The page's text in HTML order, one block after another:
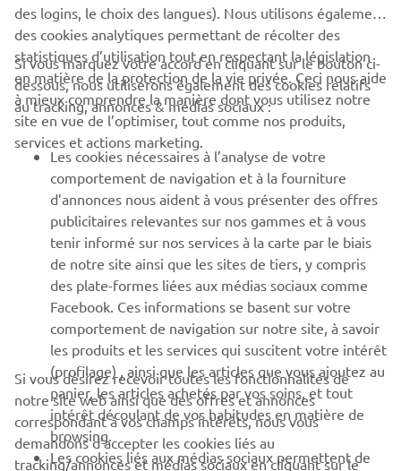
CORPORATE
BUSINESS
PLUS YAMAHA
SUPPORT
NEWSLETTER
Découvrez en exclusivité les dernières offres, les événements
spéciaux, les nouveautés et bien plus encore
S'ABONNER
Lisez notre politique de confidentialité pour savoir comment
des logins, le choix des langues). Nous utilisons également
des cookies analytiques permettant de récolter des
statistiques d’utilisation tout en respectant la législation
en matière de la protection de la vie privée. Ceci nous aide
à mieux comprendre la manière dont vous utilisez notre
site en vue de l’optimiser, tout comme nos produits,
services et actions marketing.
Si vous marquez votre accord en cliquant sur le bouton ci-
dessous, nous utiliserons également des cookies relatifs
au tracking, annonces & médias sociaux :
Les cookies nécessaires à l’analyse de votre
comportement de navigation et à la fourniture
d’annonces nous aident à vous présenter des offres
publicitaires relevantes sur nos gammes et à vous
tenir informé sur nos services à la carte par le biais
de notre site ainsi que les sites de tiers, y compris
des plate-formes liées aux médias sociaux comme
Facebook. Ces informations se basent sur votre
comportement de navigation sur notre site, à savoir
les produits et les services qui suscitent votre intérêt
(profilage) , ainsi que les articles que vous ajoutez au
panier, les articles achetés par vos soins, et tout
intérêt découlant de vos habitudes en matière de
browsing.
Les cookies liés aux médias sociaux permettent de
Si vous désirez recevoir toutes les fonctionnalités de
notre site web ainsi que des offres et annonces
correspondant à vos champs intérêts, nous vous
demandons d’accepter les cookies liés au
tracking/annonces et médias sociaux en cliquant sur le